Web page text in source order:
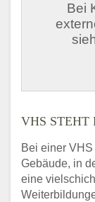
Bei
VHS STEHT
Bei einer
Gebäude, in
eine